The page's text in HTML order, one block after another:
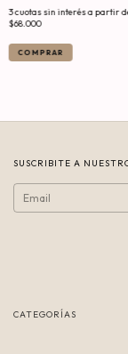
COMPRAR
SUSCRIBITE A
CATEGORÍAS